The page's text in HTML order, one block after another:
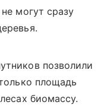
могут сразу
позволили
площадь
биомассу.